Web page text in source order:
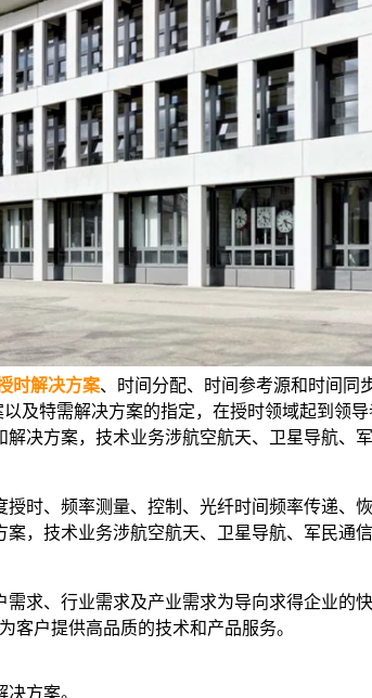
时解决方案、时间分配、时间参考源和时间同
及特需解决方案的指定，在授时领域起到领
决方案，技术业务涉航空航天、卫星导航
时、频率测量、控制、光纤时间频率传递
，技术业务涉航空航天、卫星导航、军民
求、行业需求及产业需求为导向求得企业的
客户提供高品质的技术和产品服务。
方案。